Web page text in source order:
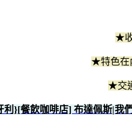
★
★特色在
★交
利}[餐飲咖啡店] 布達佩斯|我